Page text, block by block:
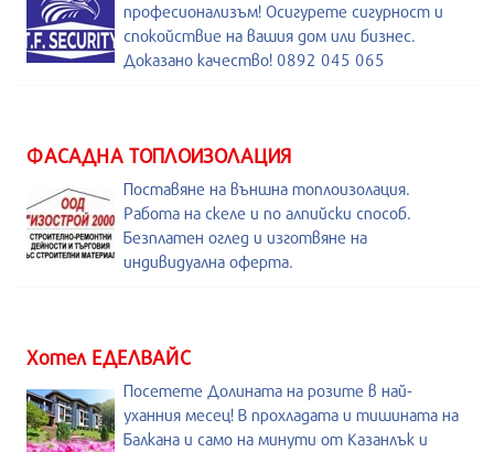
професионализъм! Осигурете сигурност и
спокойствие на вашия дом или бизнес.
Доказано качество! 0892 045 065
ФАСАДНА ТОПЛОИЗОЛАЦИЯ
Поставяне на външна топлоизолация.
Работа на скеле и по алпийски способ.
Безплатен оглед и изготвяне на
индивидуална оферта.
Хотел ЕДЕЛВАЙС
Посетете Долината на розите в най-
уханния месец! В прохладата и тишината на
Балкана и само на минути от Казанлък и